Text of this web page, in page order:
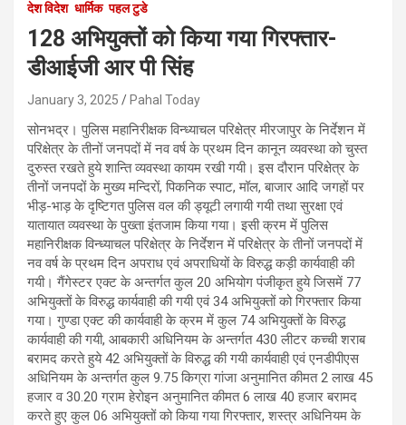
देश विदेश धार्मिक पहल टुडे
128 अभियुक्तों को किया गया गिरफ्तार-
डीआईजी आर पी सिंह
January 3, 2025 Pahal Today
सोनभद्र। पुलिस महानिरीक्षक विन्ध्याचल परिक्षेत्र मीरजापुर के निर्देशन में
परिक्षेत्र के तीनों जनपदों में नव वर्ष के प्रथम दिन कानून व्यवस्था को चुस्त
दुरुस्त रखते हुये शान्ति व्यवस्था कायम रखी गयी। इस दौरान परिक्षेत्र के
तीनों जनपदों के मुख्य मन्दिरों, पिकनिक स्पाट, मॉल, बाजार आदि जगहों पर
भीड़-भाड़ के दृष्टिगत पुलिस वल की ड्यूटी लगायी गयी तथा सुरक्षा एवं
यातायात व्यवस्था के पुख्ता इंतजाम किया गया। इसी क्रम में पुलिस
महानिरीक्षक विन्ध्याचल परिक्षेत्र के निर्देशन में परिक्षेत्र के तीनों जनपदों में
नव वर्ष के प्रथम दिन अपराध एवं अपराधियों के विरुद्ध कड़ी कार्यवाही की
गयी। गैंगेस्टर एक्ट के अन्तर्गत कुल 20 अभियोग पंजीकृत हुये जिसमें 77
अभियुक्तों के विरुद्ध कार्यवाही की गयी एवं 34 अभियुक्तों को गिरफ्तार किया
गया। गुण्डा एक्ट की कार्यवाही के क्रम में कुल 74 अभियुक्तों के विरुद्ध
कार्यवाही की गयी, आबकारी अधिनियम के अन्तर्गत 430 लीटर कच्ची शराब
बरामद करते हुये 42 अभियुक्तों के विरुद्ध की गयी कार्यवाही एवं एनडीपीएस
अधिनियम के अन्तर्गत कुल 9.75 किग्रा गांजा अनुमानित कीमत 2 लाख 45
हजार व 30.20 ग्राम हेरोइन अनुमानित कीमत 6 लाख 40 हजार बरामद
करते हुए कुल 06 अभियुक्तों को किया गया गिरफ्तार, शस्त्र अधिनियम के